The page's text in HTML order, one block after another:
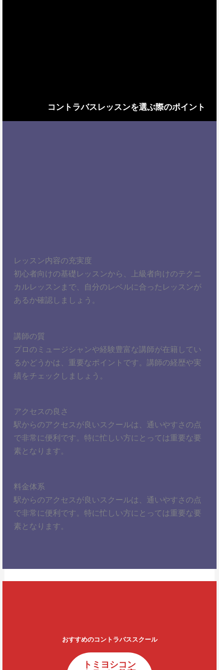
コントラバスレッスンを選ぶ際のポイント
レッスン内容の充実度
初心者向けの基礎レッスンから、上級者向けのテクニ
カルレッスンまで、自分のレベルに合ったレッスンが
あるか確認しましょう。
講師の質
プロのミュージシャンや経験豊富な講師が在籍してい
るかどうかは、重要なポイントです。講師の経歴や実
績をチェックしましょう。
アクセスの良さ
駅からのアクセスが良いスクールは、通いやすさの点
で非常に便利です。特に忙しい方にとっては重要な要
素となります。
料金体系
駅からのアクセスが良いスクールは、通いやすさの点
で非常に便利です。特に忙しい方にとっては重要な要
素となります。
おすすめのコントラバススクール
トミヨシコン